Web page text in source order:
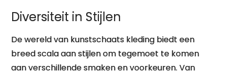
Diversiteit in Stijlen
De wereld van kunstschaats kleding biedt een
breed scala aan stijlen om tegemoet te komen
aan verschillende smaken en voorkeuren. Van